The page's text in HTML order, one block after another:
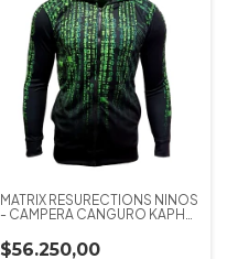
MATRIX RESURECTIONS NIÑOS
- CAMPERA CANGURO KAPHO
$56.250,00